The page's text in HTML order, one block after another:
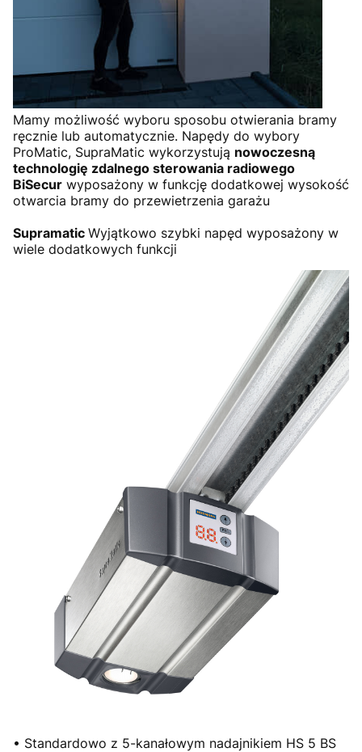
Mamy możliwość wyboru sposobu otwierania bramy
ręcznie lub automatycznie. Napędy do wybory
ProMatic, SupraMatic wykorzystują nowoczesną
technologię zdalnego sterowania radiowego
BiSecur wyposażony w funkcję dodatkowej wysokość
otwarcia bramy do przewietrzenia garażu
Supramatic Wyjątkowo szybki napęd wyposażony w
wiele dodatkowych funkcji
• Standardowo z 5-kanałowym nadajnikiem HS 5 BS